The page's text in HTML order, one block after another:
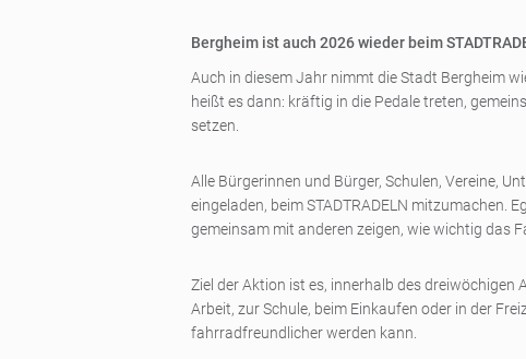
Bergheim ist auch 2026 wieder beim
Auch in diesem Jahr nimmt die Stadt Bergheim
heißt es dann: kräftig in die Pedale treten,
setzen.
Alle Bürgerinnen und Bürger, Schulen, Vereine,
eingeladen, beim STADTRADELN mitzumachen.
gemeinsam mit anderen zeigen, wie wichtig das
Ziel der Aktion ist es, innerhalb des
Arbeit, zur Schule, beim Einkaufen oder in der
fahrradfreundlicher werden kann.